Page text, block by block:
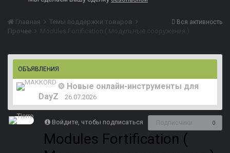
Вся активность
Главная
Темы поддержки товаров
Прочее
ОБЪЯВЛЕНИЯ
⚙️ Новые онлайн-инструменты для
DayZ
26.07.2026
Войдите, чтобы подписаться Подписчики 0
Modules Fortification (